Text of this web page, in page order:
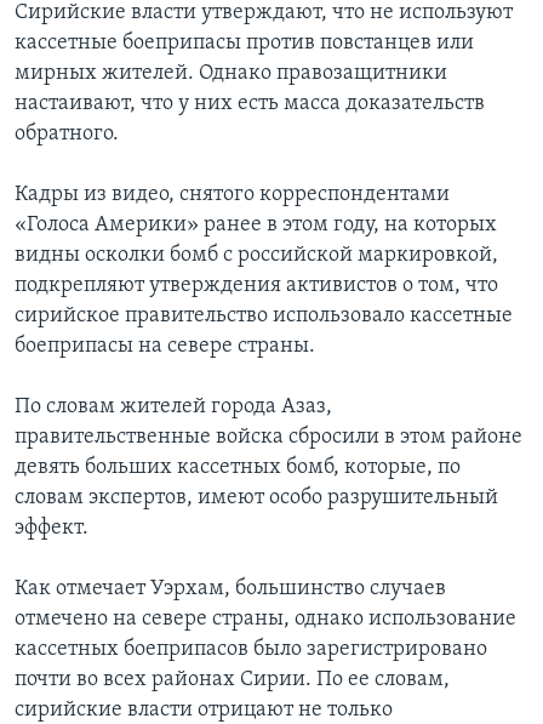
Сирийские власти утверждают, что не используют
кассетные боеприпасы против повстанцев или
мирных жителей. Однако правозащитники
настаивают, что у них есть масса доказательств
обратного.
Кадры из видео, снятого корреспондентами
«Голоса Америки» ранее в этом году, на которых
видны осколки бомб с российской маркировкой,
подкрепляют утверждения активистов о том, что
сирийское правительство использовало кассетные
боеприпасы на севере страны.
По словам жителей города Азаз,
правительственные войска сбросили в этом районе
девять больших кассетных бомб, которые, по
словам экспертов, имеют особо разрушительный
эффект.
Как отмечает Уэрхам, большинство случаев
отмечено на севере страны, однако использование
кассетных боеприпасов было зарегистрировано
почти во всех районах Сирии. По ее словам,
сирийские власти отрицают не только